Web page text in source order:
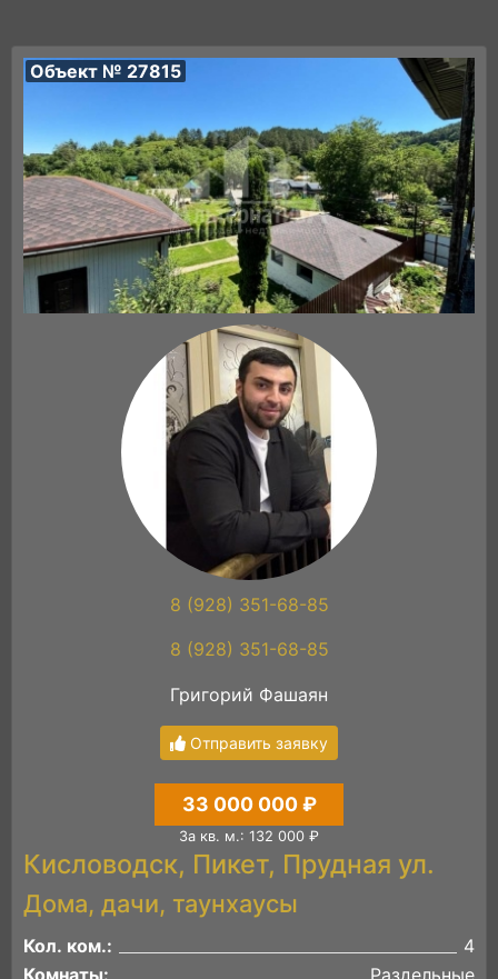
Объект № 27815
8 (928) 351-68-85
8 (928) 351-68-85
Григорий Фашаян
Отправить заявку
33 000 000 ₽
За кв. м.: 132 000 ₽
Кисловодск, Пикет, Прудная ул.
Дома, дачи, таунхаусы
Кол. ком.:
4
Комнаты:
Раздельные